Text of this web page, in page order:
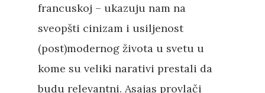
francuskoj – ukazuju nam na
sveopšti cinizam i usiljenost
(post)modernog života u svetu u
kome su veliki narativi prestali da
budu relevantni. Asajas provlači